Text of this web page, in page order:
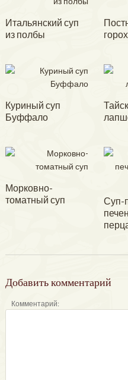
Итальянский суп
из полбы
Куриный суп
Буффало
Морковно-
томатный суп
Суп-
Добавить комментарий
Комментарий: